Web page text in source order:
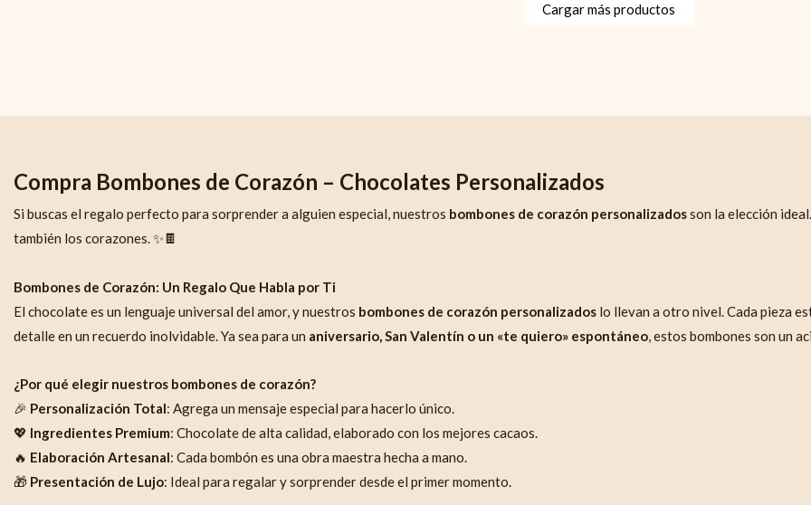
Cargar más productos
Compra Bombones de Corazón – Chocolates Personalizados
Si buscas el regalo perfecto para sorprender a alguien especial, nuestros bombones de corazón personalizadosson la elección
también los corazones. ✨🍫
Bombones de Corazón: Un Regalo Que Habla por Ti
El chocolate es un lenguaje universal del amor, y nuestros bombones de corazón personalizados lo llevan a otro nivel. Cada pieza
detalle en un recuerdo inolvidable. Ya sea para un aniversario, San Valentín o un «te quiero» espontáneo , estos bombones son un
¿Por qué elegir nuestros bombones de corazón?
🎉 Personalización Total: Agrega un mensaje especial para hacerlo único.
💖 Ingredientes Premium: Chocolate de alta calidad, elaborado con los mejores cacaos.
🔥 Elaboración Artesanal: Cada bombón es una obra maestra hecha a mano.
🎁 Presentación de Lujo: Ideal para regalar y sorprender desde el primer momento.